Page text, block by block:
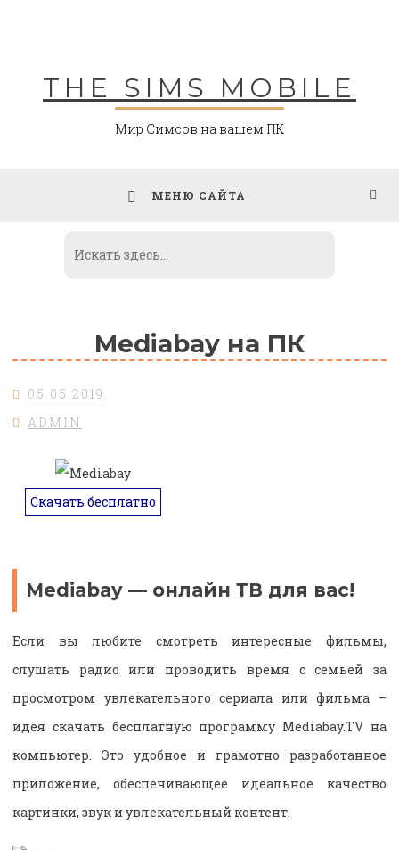
THE SIMS MOBILE
Мир Симсов на вашем ПК
МЕНЮ САЙТА
Mediabay на ПК
05.05.2019
ADMIN
Скачать бесплатно
Mediabay — онлайн ТВ для вас!
Если вы любите смотреть интересные фильмы,
слушать радио или проводить время с семьей за
просмотром увлекательного сериала или фильма –
идея скачать бесплатную программу Mediabay.TV на
компьютер. Это удобное и грамотно разработанное
приложение, обеспечивающее идеальное качество
картинки, звук и увлекательный контент.